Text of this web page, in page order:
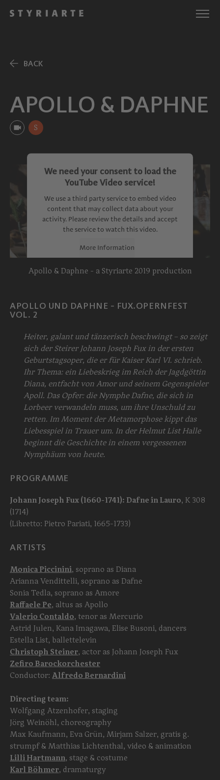
BACK
APOLLO & DAPHNE
S
We need your consent to load the
YouTube Video service!
We use a third party service to embed video
content that may collect data about your
activity. Please review the details and accept
the service to watch this video.
More Information
Accept
Apollo & Daphne - a Styriarte 2019 production
APOLLO UND DAPHNE - FUX.OPERNFEST
VOL. 2
Heiter, galant und tänzerisch beschwingt – so zeigt
sich der Steirer Johann Joseph Fux in der ersten
Geburtstagsoper, die er für Kaiser Karl VI. schrieb.
Ihr Thema: ein Liebeskrieg im Reich der Jagdgöttin
Diana, entfacht von Amor und seinem Gegenspieler
Apoll. Das Opfer: die Nymphe Dafne, die sich in
Lorbeer verwandeln muss, um ihre Unschuld zu
retten. Im Moment der Metamorphose kippt das
Liebesspiel in Trauer um. In der Helmut List Halle
beginnt die Geschichte in einem vergessenen
Nymphäum von heute.
PROGRAMME
Johann Joseph Fux (1660-1741): Dafne in Lauro, K 308
(1714)
(Libretto: Pietro Pariati, 1665-1733)
ARTISTS
Monica Piccinini, soprano as Diana
Arianna Vendittelli, soprano as Dafne
Sonia Tedla, soprano as Amore
Raffaele Pe, altus as Apollo
Valerio Contaldo, tenor as Mercurio
Astrid Julen, Kana Imagawa, Elise Busoni, dancers
Estella List, ballettelevin
Christoph Steiner, actor as Johann Joseph Fux
Zefiro Barockorchester
Conductor: Alfredo Bernardini
Directing team:
Wolfgang Atzenhofer, staging
Jörg Weinöhl, choreography
Max Kaufmann, Eva Grün, Mirjam Salzer, gratis g.
strumpf & Matthias Lichtenthal, video & animation
Lilli Hartmann, stage & costume
Karl Böhmer, dramaturgy